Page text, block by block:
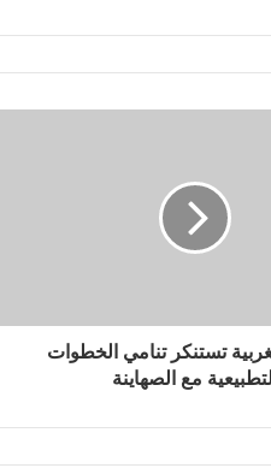
تستنكر تنامي الخطوات
مع الصهاينة